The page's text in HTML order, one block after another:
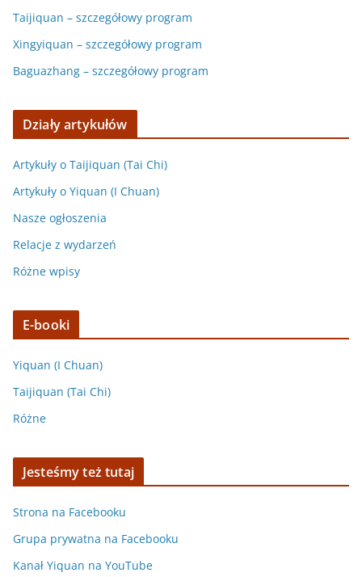
Taijiquan – szczegółowy program
Xingyiquan – szczegółowy program
Baguazhang – szczegółowy program
Działy artykułów
Artykuły o Taijiquan (Tai Chi)
Artykuły o Yiquan (I Chuan)
Nasze ogłoszenia
Relacje z wydarzeń
Różne wpisy
E-booki
Yiquan (I Chuan)
Taijiquan (Tai Chi)
Różne
Jesteśmy też tutaj
Strona na Facebooku
Grupa prywatna na Facebooku
Kanał Yiquan na YouTube